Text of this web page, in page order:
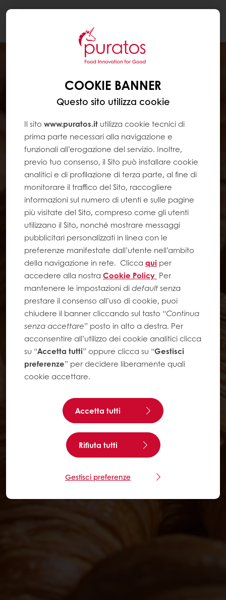
COOKIE BANNER
Questo sito utilizza cookie
Il sito www.puratos.it utilizza cookie tecnici di
prima parte necessari alla navigazione e
funzionali all’erogazione del servizio. Inoltre,
previo tuo consenso, il Sito può installare cookie
analitici e di profilazione di terza parte, al fine di
monitorare il traffico del Sito, raccogliere
informazioni sul numero di utenti e sulle pagine
più visitate del Sito, compreso come gli utenti
utilizzano il Sito, nonché mostrare messaggi
pubblicitari personalizzati in linea con le
preferenze manifestate dall’utente nell’ambito
della navigazione in rete. Clicca qui per
accedere alla nostra Cookie Policy Per
mantenere le impostazioni didefaultsenza
prestare il consenso all’uso di cookie, puoi
chiudere il banner cliccando sul tasto “Continua
senza accettare” posto in alto a destra. Per
acconsentire all’utilizzo dei cookie analitici clicca
su “Accetta tutti” oppure clicca su “Gestisci
preferenze” per decidere liberamente quali
cookie accettare.
Accetta tutti
Rifiuta tutti
Gestisci preferenze